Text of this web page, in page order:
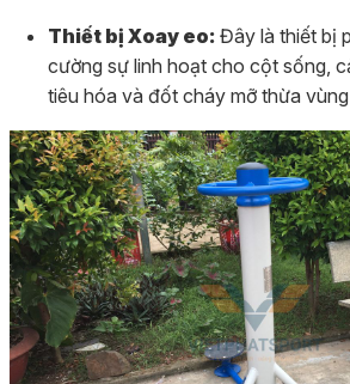
Thiết bị Xoay eo: Đây là thiết bị
cường sự linh hoạt cho cột sống,
tiêu hóa và đốt cháy mỡ thừa